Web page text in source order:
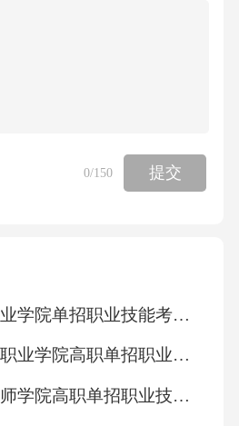
效果在领导中的应用领导
的沟通技巧团队建设：根
点，进行团队建设和管理
沟通和互动，与客户建立
案：根据客户的需求和期
方案跟进和维护：在销售
的应用建立良好的沟通：
0/150 提交
2027年滏阳职业学院单招职业技能考试题库附参考答案详解【黄金题型】
2024年绣针河职业学院高职单招职业适应性测试考试模拟试卷含答案详解（满分必刷）
2026年渭南技师学院高职单招职业技能考试题库附参考答案详解【巩固】